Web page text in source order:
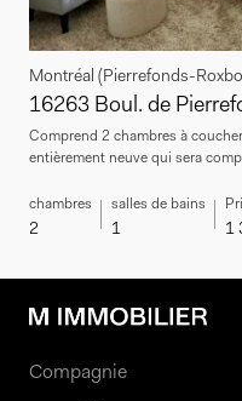
Montréal (Pierrefonds-
16263 Boul. de
Comprend 2 chambres à
entièrement neuve qui sera
chambres
2
salles de bains
1 1
Compagnie